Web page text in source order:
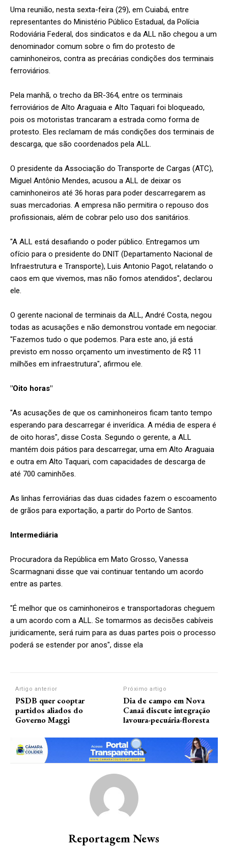
Uma reunião, nesta sexta-feira (29), em Cuiabá, entre
representantes do Ministério Público Estadual, da Polícia
Rodoviária Federal, dos sindicatos e da ALL não chegou a um
denominador comum sobre o fim do protesto de
caminhoneiros, contra as precárias condições dos terminais
ferroviários.
Pela manhã, o trecho da BR-364, entre os terminais
ferroviários de Alto Araguaia e Alto Taquari foi bloqueado,
pois os motoristas trancaram a estrada como forma de
protesto. Eles reclamam de más condições dos terminais de
descarga, que são coordenados pela ALL.
O presidente da Associação do Transporte de Cargas (ATC),
Miguel Antônio Mendes, acusou a ALL de deixar os
caminhoneiros até 36 horas para poder descarregarem as
suas mercadorias. A empresa não permitira o repouso dos
profissionais, além de cobrar pelo uso dos sanitários.
"A ALL está desafiando o poder público. Entregamos um
ofício para o presidente do DNIT (Departamento Nacional de
Infraestrutura e Transporte), Luis Antonio Pagot, relatando o
caos em que vivemos, mas não fomos atendidos", declarou
ele.
O gerente nacional de terminais da ALL, André Costa, negou
todas as acusações e não demonstrou vontade em negociar.
"Fazemos tudo o que podemos. Para este ano, já está
previsto em nosso orçamento um investimento de R$ 11
milhões em infraestrutura", afirmou ele.
"Oito horas"
"As acusações de que os caminhoneiros ficam tanto tempo
esperando para descarregar é inverídica. A média de espera é
de oito horas", disse Costa. Segundo o gerente, a ALL
mantém dois pátios para descarregar, uma em Alto Araguaia
e outra em Alto Taquari, com capacidades de descarga de
até 700 caminhões.
As linhas ferroviárias das duas cidades fazem o escoamento
de grãos para exportação, a partir do Porto de Santos.
Intermediária
Procuradora da República em Mato Grosso, Vanessa
Scarmagnani disse que vai continuar tentando um acordo
entre as partes.
"É melhor que os caminhoneiros e transportadoras cheguem
a um acordo com a ALL. Se tomarmos as decisões cabíveis
juridicamente, será ruim para as duas partes pois o processo
poderá se estender por anos", disse ela
Artigo anterior
PSDB quer cooptar
partidos aliados do
Governo Maggi
Próximo artigo
Dia de campo em Nova
Canaã discute integração
lavoura-pecuária-floresta
Reportagem News